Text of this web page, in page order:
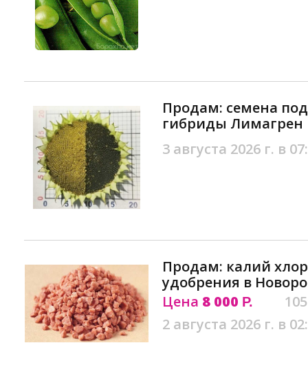
Продам: семена
гибриды Лимагрен
3 августа 2026 г. в
Продам: калий
удобрения в
Цена 8 000 Р.
2 августа 2026 г. в